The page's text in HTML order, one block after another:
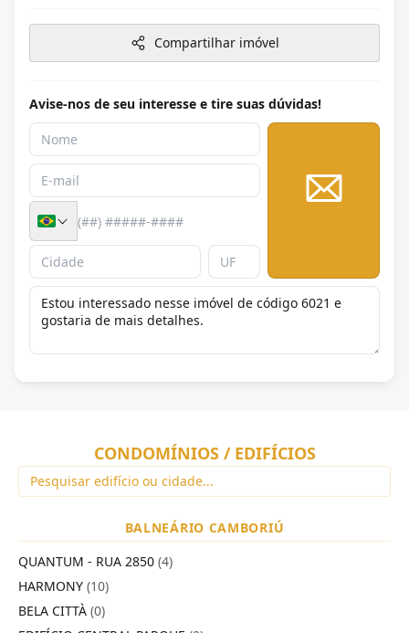
Compartilhar imóvel
Avise-nos de seu interesse e tire suas dúvidas!
CONDOMÍNIOS / EDIFÍCIOS
BALNEÁRIO CAMBORIÚ
QUANTUM - RUA 2850 (4)
HARMONY (10)
BELA CITTÀ (0)